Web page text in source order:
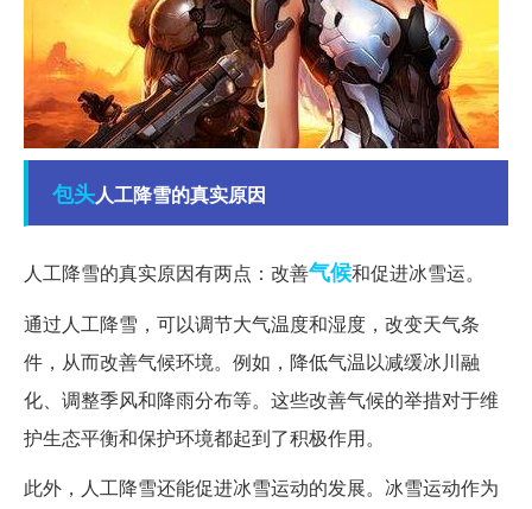
包头人工降雪的真实原因
人工降雪的真实原因有两点：改善气候和促进冰雪运。
通过人工降雪，可以调节大气温度和湿度，改变天气条
件，从而改善气候环境。例如，降低气温以减缓冰川融
化、调整季风和降雨分布等。这些改善气候的举措对于维
护生态平衡和保护环境都起到了积极作用。
此外，人工降雪还能促进冰雪运动的发展。冰雪运动作为